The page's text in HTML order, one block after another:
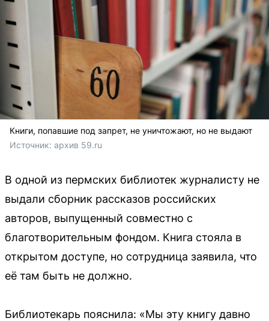
Книги, попавшие под запрет, не уничтожают, но не выдают
Источник: архив 59.ru
В одной из пермских библиотек журналисту не
выдали сборник рассказов российских
авторов, выпущенный совместно с
благотворительным фондом. Книга стояла в
открытом доступе, но сотрудница заявила, что
её там быть не должно.
Библиотекарь пояснила: «Мы эту книгу давно